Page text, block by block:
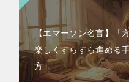
【エマーソン名言】「
楽しくすらすら進める
方